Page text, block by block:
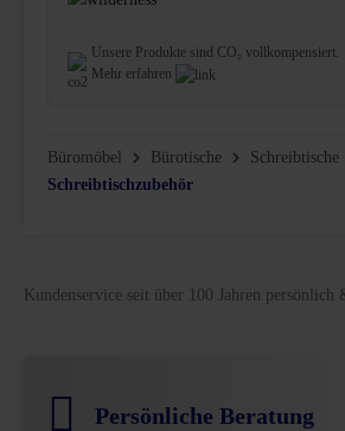
Unsere Produkte sind CO₂ vollkompensiert.
Mehr erfahren
Büromöbel Bürotische
Schreibtische
Schreibtischzubehör
Kundenservice seit über 100 Jahren persönlich
Persönliche Beratung